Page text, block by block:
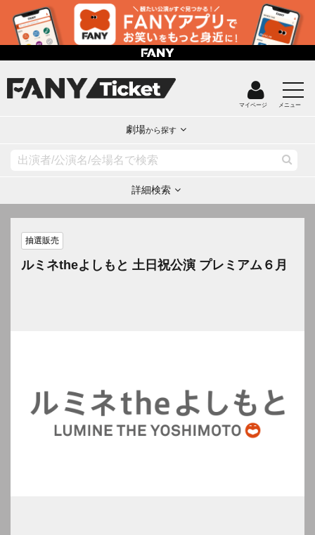
マイページ メニュー
劇場から探す
詳細検索
抽選販売
ルミネtheよしもと 土日祝公演 プレミアム６月